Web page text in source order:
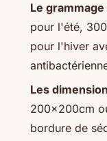
Le
pour l'été,
pour l'hiver
Les
200x200cm
bordure de